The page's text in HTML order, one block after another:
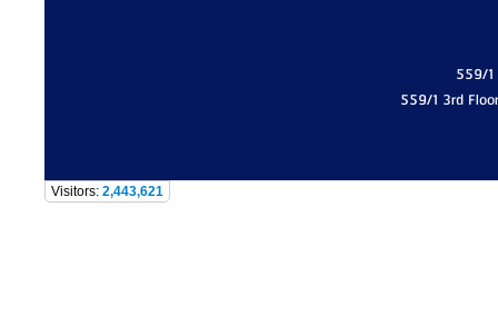
559/
559/1 3rd
Visitors: 2,443,621